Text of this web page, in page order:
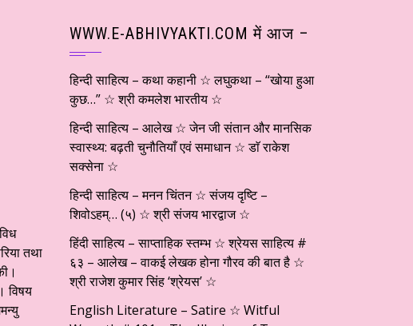
तथा
विषय
WWW.E-ABHIVYAKTI.COM में आज –
हिन्दी साहित्य – कथा कहानी ☆ लघुकथा – “खोया हुआ
कुछ…” ☆ श्री कमलेश भारतीय ☆
हिन्दी साहित्य – आलेख ☆ जेन जी संतान और मानसिक
स्वास्थ्य: बढ़ती चुनौतियाँ एवं समाधान ☆ डाॅ राकेश
सक्सेना ☆
हिन्दी साहित्य – मनन चिंतन ☆ संजय दृष्टि –
शिवोऽहम्… (५) ☆ श्री संजय भारद्वाज ☆
हिंदी साहित्य – साप्ताहिक स्तम्भ ☆ श्रेयस साहित्य #
६३ – आलेख – वाकई लेखक होना गौरव की बात है ☆
श्री राजेश कुमार सिंह ‘श्रेयस’ ☆
English Literature – Satire ☆ Witful